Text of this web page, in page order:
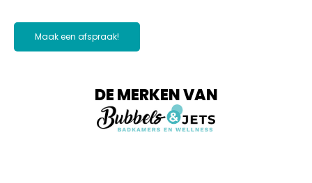
Maak een afspraak!
DE MERKEN VAN